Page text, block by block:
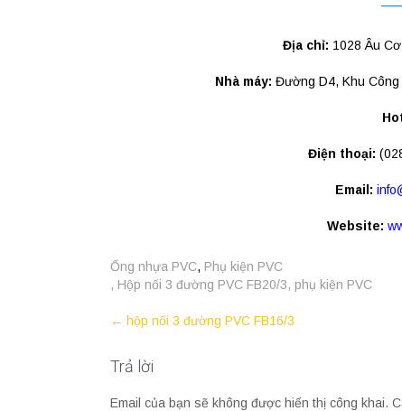
Địa chỉ: 1028 Âu
Nhà máy: Đường D4, Khu Công
Điện thoại:
Email:
Website:
Ống nhựa PVC, Phụ kiện PVC
, Hộp nối 3 đường PVC FB20/3, phụ kiện PVC
Post
← hộp nối 3 đường PVC FB16/3
Trả lời
Email của bạn sẽ không được hiển thị công khai.